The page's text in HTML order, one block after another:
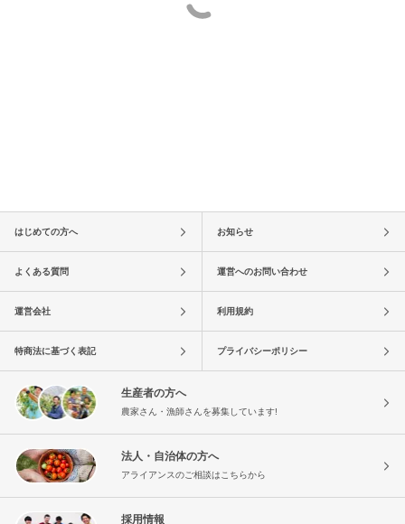
はじめての方へ お知らせ
よくある質問 運営へのお問い合わせ
運営会社 利用規約
特商法に基づく表記 プライバシーポリシー
生産者の方へ
農家さん・漁師さんを募集しています!
法人・自治体の方へ
アライアンスのご相談はこちらから
採用情報